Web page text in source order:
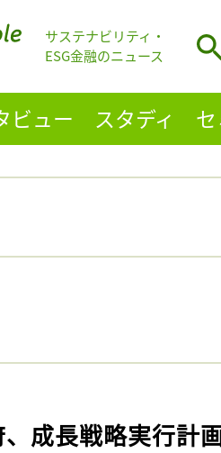
サステナビリティ・
ESG金融のニュース
ビュー スタディ
、成長戦略実行計